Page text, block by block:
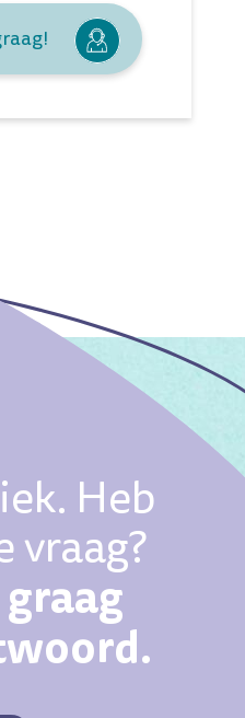
Heb
vraag?